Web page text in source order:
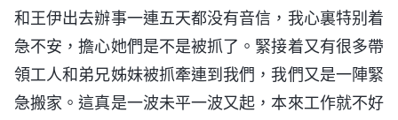
和王伊出去辦事一連五天都没有音信，我心裏特别着
急不安，擔心她們是不是被抓了。緊接着又有很多帶
領工人和弟兄姊妹被抓牽連到我們，我們又是一陣緊
急搬家。這真是一波未平一波又起，本來工作就不好